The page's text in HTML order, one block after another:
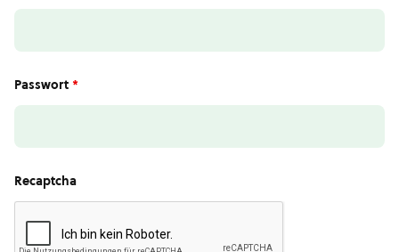
Passwort *
Recaptcha